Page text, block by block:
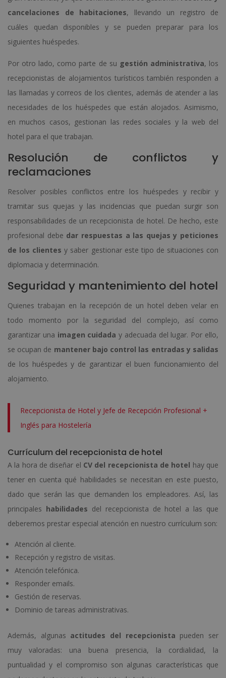
cancelaciones de habitaciones, llevando un registro de
cuáles quedan disponibles y se pueden preparar para los
siguientes huéspedes.
Por otro lado, como parte de su gestión administrativa, los
recepcionistas de alojamientos turísticos también responden a
las llamadas y correos de los clientes, además de atender a las
necesidades de los huéspedes que están alojados. Asimismo,
en muchos casos, gestionan las redes sociales y la web del
hotel para el que trabajan.
Resolución de conflictos y
reclamaciones
Resolver posibles conflictos entre los huéspedes y recibir y
tramitar sus quejas y las incidencias que puedan surgir son
responsabilidades de un recepcionista de hotel. De hecho, este
profesional debe dar respuestas a las quejas y peticiones
de los clientes y saber gestionar este tipo de situaciones con
diplomacia y determinación.
Seguridad y mantenimiento del hotel
Quienes trabajan en la recepción de un hotel deben velar en
todo momento por la seguridad del complejo, así como
garantizar una imagen cuidada y adecuada del lugar. Por ello,
se ocupan de mantener bajo control las entradas y salidas
de los huéspedes y de garantizar el buen funcionamiento del
alojamiento.
Recepcionista de Hotel y Jefe de Recepción Profesional +
Inglés para Hostelería
Currículum del recepcionista de hotel
A la hora de diseñar el CV del recepcionista de hotel hay que
tener en cuenta qué habilidades se necesitan en este puesto,
dado que serán las que demanden los empleadores. Así, las
principales habilidades del recepcionista de hotel a las que
deberemos prestar especial atención en nuestro currículum son:
Atención al cliente.
Recepción y registro de visitas.
Atención telefónica.
Responder emails.
Gestión de reservas.
Dominio de tareas administrativas.
Además, algunas actitudes del recepcionista pueden ser
muy valoradas: una buena presencia, la cordialidad, la
puntualidad y el compromiso son algunas características que